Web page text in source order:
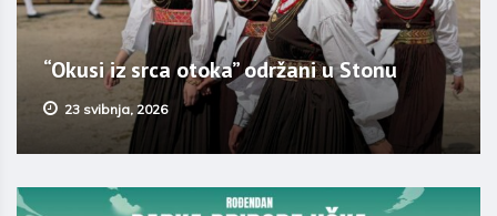
“Okusi iz srca otoka” održani u Stonu
23 svibnja, 2026